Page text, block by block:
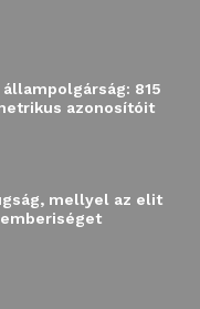
815
azonosítóit
mellyel az elit